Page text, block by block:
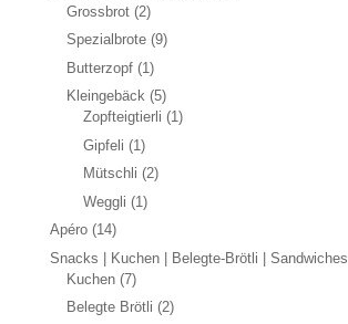
Grossbrot (2)
Spezialbrote (9)
Butterzopf (1)
Kleingebäck (5)
Zopfteigtierli (1)
Gipfeli (1)
Mütschli (2)
Weggli (1)
Apéro (14)
Snacks | Kuchen | Belegte-Brötli | Sandwiches
Kuchen (7)
Belegte Brötli (2)